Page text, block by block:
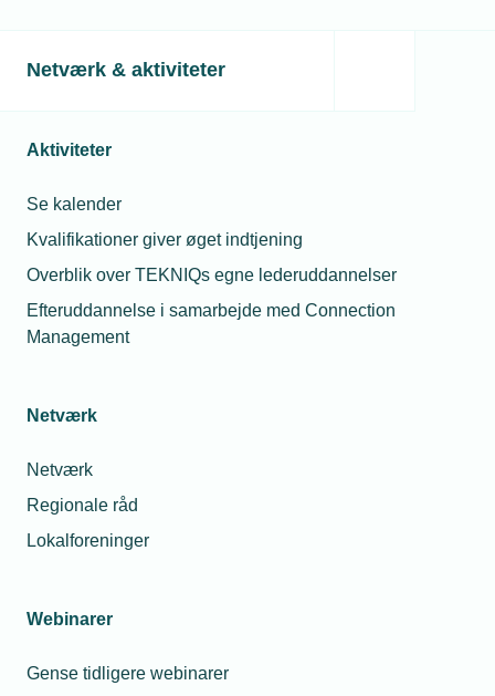
Netværk & aktiviteter
Aktiviteter
Se kalender
Kvalifikationer giver øget indtjening
Overblik over TEKNIQs egne lederuddannelser
Efteruddannelse i samarbejde med Connection
Management
Netværk
Netværk
Regionale råd
Lokalforeninger
Webinarer
Gense tidligere webinarer